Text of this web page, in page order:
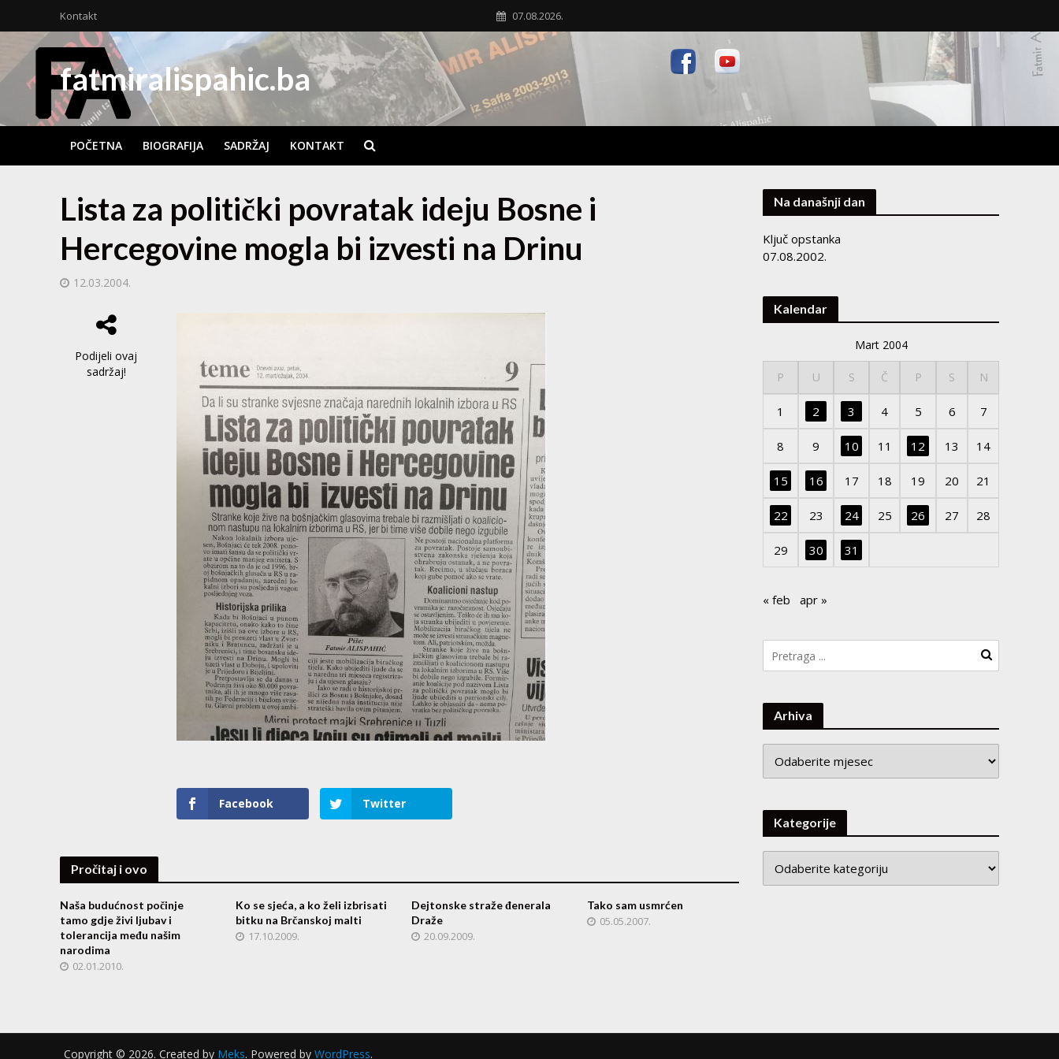
Kontakt 07.08.2026.
fatmiralispahic.ba
POČETNA BIOGRAFIJA SADRŽAJ KONTAKT
Lista za politički povratak ideju Bosne i
Hercegovine mogla bi izvesti na Drinu
12.03.2004.
Podijeli ovaj
sadržaj!
Facebook Twitter
Pročitaj i ovo
Naša budućnost počinje
tamo gdje živi ljubav i
tolerancija među našim
narodima
02.01.2010.
Ko se sjeća, a ko želi izbrisati
bitku na Brčanskoj malti
17.10.2009.
Dejtonske straže đenerala
Draže
20.09.2009.
Tako sam usmrćen
05.05.2007.
Na današnji dan
Ključ opstanka
07.08.2002.
Kalendar
Mart 2004
P U S Č P S N
1 2 3 4 5 6 7
8 9 10 11 12 13 14
15 16 17 18 19 20 21
22 23 24 25 26 27 28
29 30 31
« feb apr »
Arhiva
Kategorije
Copyright © 2026. Created by Meks. Powered by WordPress.